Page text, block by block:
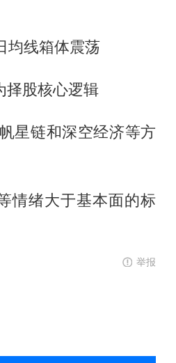
均线箱体震荡
择股核心逻辑
星链和深空经济等方
情绪大于基本面的标
举报